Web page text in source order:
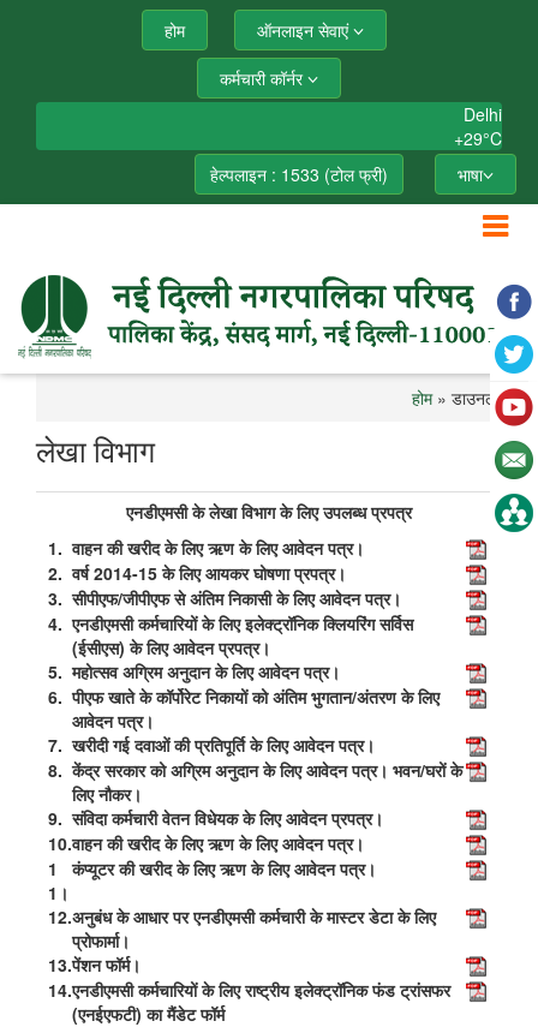
होम
ऑनलाइन सेवाएं
कर्मचारी कॉर्नर
Delhi
+29°C
हेल्पलाइन : 1533 (टोल फ्री)
भाषा
होम» डाउनलोड
लेखा विभाग
एनडीएमसी के लेखा विभाग के लिए उपलब्ध प्रपत्र
1. वाहन की खरीद के लिए ऋण के लिए आवेदन पत्र।
2. वर्ष 2014-15 के लिए आयकर घोषणा प्रपत्र।
3. सीपीएफ/जीपीएफ से अंतिम निकासी के लिए आवेदन पत्र।
4. एनडीएमसी कर्मचारियों के लिए इलेक्ट्रॉनिक क्लियरिंग सर्विस
(ईसीएस) के लिए आवेदन प्रपत्र।
5. महोत्सव अग्रिम अनुदान के लिए आवेदन पत्र।
6. पीएफ खाते के कॉर्पोरेट निकायों को अंतिम भुगतान/अंतरण के लिए
आवेदन पत्र।
7. खरीदी गई दवाओं की प्रतिपूर्ति के लिए आवेदन पत्र।
8. केंद्र सरकार को अग्रिम अनुदान के लिए आवेदन पत्र। भवन/घरों के
लिए नौकर।
9. संविदा कर्मचारी वेतन विधेयक के लिए आवेदन प्रपत्र।
10.वाहन की खरीद के लिए ऋण के लिए आवेदन पत्र।
1
1।
कंप्यूटर की खरीद के लिए ऋण के लिए आवेदन पत्र।
12.अनुबंध के आधार पर एनडीएमसी कर्मचारी के मास्टर डेटा के लिए
प्रोफार्मा।
13.पेंशन फॉर्म।
14.एनडीएमसी कर्मचारियों के लिए राष्ट्रीय इलेक्ट्रॉनिक फंड ट्रांसफर
(एनईएफटी) का मैंडेट फॉर्म